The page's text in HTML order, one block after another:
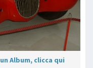
Album, clicca qui